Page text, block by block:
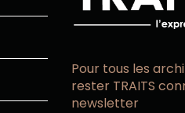
Pour tous les
rester TRAITS
newsletter